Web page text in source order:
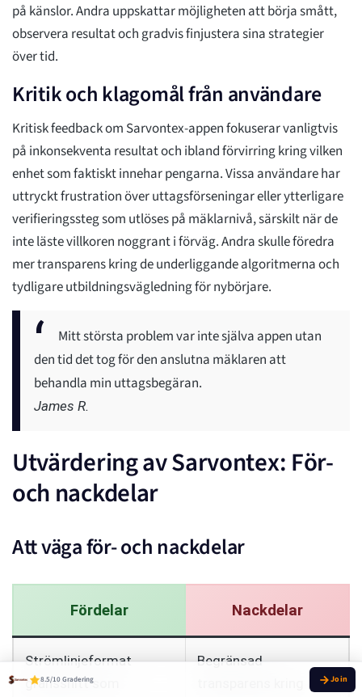
på känslor. Andra uppskattar möjligheten att börja smått,
observera resultat och gradvis finjustera sina strategier
över tid.
Kritik och klagomål från användare
Kritisk feedback om Sarvontex-appen fokuserar vanligtvis
på inkonsekventa resultat och ibland förvirring kring vilken
enhet som faktiskt innehar pengarna. Vissa användare har
uttryckt frustration över uttagsförseningar eller ytterligare
verifieringssteg som utlöses på mäklarnivå, särskilt när de
inte läste villkoren noggrant i förväg. Andra skulle föredra
mer transparens kring de underliggande algoritmerna och
tydligare utbildningsvägledning för nybörjare.
Mitt största problem var inte själva appen utan
den tid det tog för den anslutna mäklaren att
behandla min uttagsbegäran.
James R.
Utvärdering av Sarvontex: För-
och nackdelar
Att väga för- och nackdelar
Fördelar Nackdelar
Strömlinjeformat
gränssnitt som
Begränsad
8.5/10 Gradering